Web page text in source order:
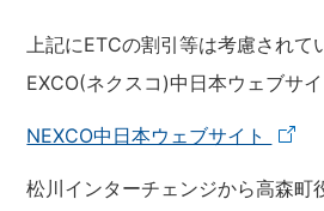
上記にETCの割引等は考慮され
EXCO(ネクスコ)中日本ウェブサイ
NEXCO中日本ウェブサイト
松川インターチェンジから高森町